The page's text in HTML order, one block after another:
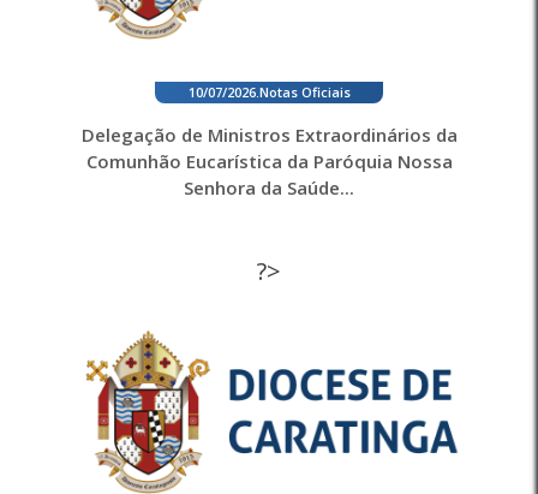
10/07/2026. Notas Oficiais
Delegação de Ministros Extraordinários da
Comunhão Eucarística da Paróquia Nossa
Senhora da Saúde...
?>